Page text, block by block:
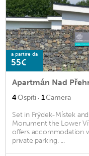
a partire da
55€
Apartmán Nad
4Ospiti · 1Camera
Set in Frýdek-Místek
Monument the Lower
offers accommodation
private parking. ...